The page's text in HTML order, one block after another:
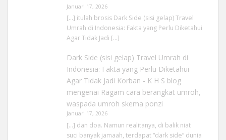
Januari 17, 2026
[…] itulah brosis Dark Side (sisi gelap) Travel
Umrah di Indonesia: Fakta yang Perlu Diketahui
Agar Tidak Jadi […]
Dark Side (sisi gelap) Travel Umrah di
Indonesia: Fakta yang Perlu Diketahui
Agar Tidak Jadi Korban - K H S blog
mengenai Ragam cara berangkat umroh,
waspada umroh skema ponzi
Januari 17, 2026
[…] dan doa. Namun realitanya, di balik niat
suci banyak jamaah, terdapat “dark side” dunia